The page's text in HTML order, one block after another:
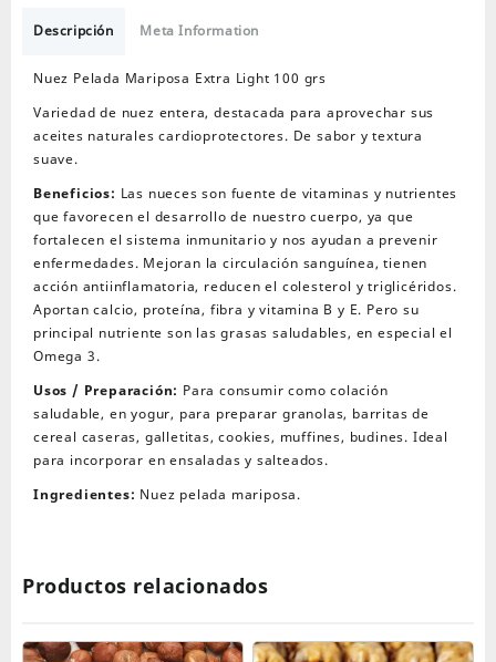
Extra
100
cantidad
Descripción Meta Information
Nuez Pelada Mariposa Extra Light 100 grs
Variedad de nuez entera, destacada para aprovechar sus
aceites naturales cardioprotectores. De sabor y textura
suave.
Beneficios: Las nueces son fuente de vitaminas y nutrientes
que favorecen el desarrollo de nuestro cuerpo, ya que
fortalecen el sistema inmunitario y nos ayudan a prevenir
enfermedades. Mejoran la circulación sanguínea, tienen
acción antiinflamatoria, reducen el colesterol y triglicéridos.
Aportan calcio, proteína, fibra y vitamina B y E. Pero su
principal nutriente son las grasas saludables, en especial el
Omega 3.
Usos / Preparación: Para consumir como colación
saludable, en yogur, para preparar granolas, barritas de
cereal caseras, galletitas, cookies, muffines, budines. Ideal
para incorporar en ensaladas y salteados.
Ingredientes: Nuez pelada mariposa.
Productos relacionados